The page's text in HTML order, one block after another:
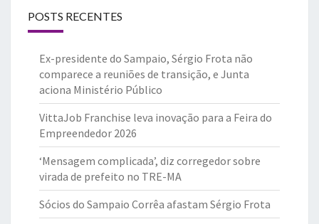
POSTS RECENTES
Ex-presidente do Sampaio, Sérgio Frota não
comparece a reuniões de transição, e Junta
aciona Ministério Público
VittaJob Franchise leva inovação para a Feira do
Empreendedor 2026
‘Mensagem complicada’, diz corregedor sobre
virada de prefeito no TRE-MA
Sócios do Sampaio Corrêa afastam Sérgio Frota